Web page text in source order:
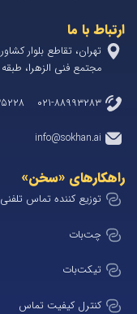
ارتباط با ما
مجتمع فنی الزهرا، طبقه ۴ واحد ۴۱۲
۰۲۱-۸۸۹۹۳۲۸۳ ۰۹۱۲۴۰۳۵۲۲۸
info@sokhan.ai
راهکارهای «سخن»
توزیع کننده تماس تلفنی
چت‌بات
تیکت‌بات
کنترل کیفیت تماس